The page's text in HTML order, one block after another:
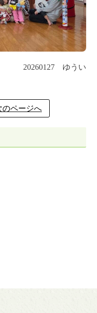
20260127 ゆうい
のページへ